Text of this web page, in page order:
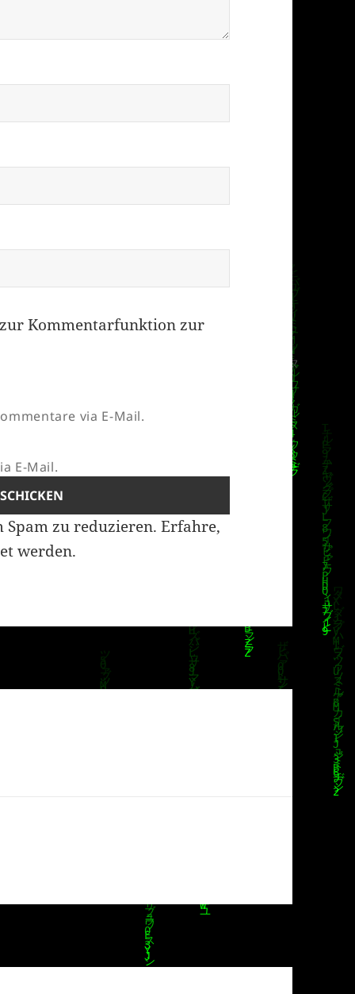
Kommentarfunktion zur
via E-Mail.
E-Mail.
Spam zu reduzieren.Erfahre,
werden.